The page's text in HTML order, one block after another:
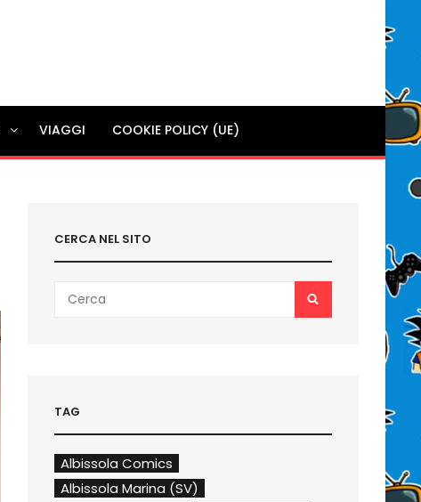
VIAGGI COOKIE POLICY (UE)
CERCA NEL SITO
for:
TAG
Albissola Comics
Albissola Marina (SV)